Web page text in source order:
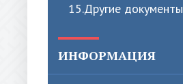
15.Другие документы
ИНФОРМАЦИЯ